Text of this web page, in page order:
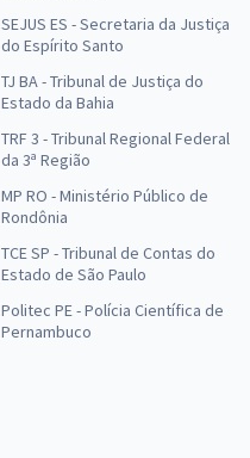
SEJUS ES - Secretaria da Justiça
do Espírito Santo
TJ BA - Tribunal de Justiça do
Estado da Bahia
TRF 3 - Tribunal Regional Federal
da 3ª Região
MP RO - Ministério Público de
Rondônia
TCE SP - Tribunal de Contas do
Estado de São Paulo
Politec PE - Polícia Científica de
Pernambuco